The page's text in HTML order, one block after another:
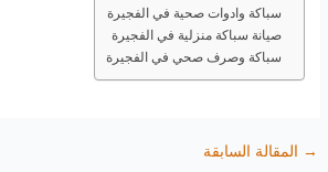
سباكة وادوات صحية في الفجيرة
صيانة سباكة منزلية في الفجيرة
سباكة وصرف صحي في الفجيرة
→ المقالة السابقة